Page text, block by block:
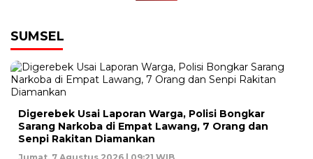
SUMSEL
Digerebek Usai Laporan Warga, Polisi Bongkar
Sarang Narkoba di Empat Lawang, 7 Orang dan
Senpi Rakitan Diamankan